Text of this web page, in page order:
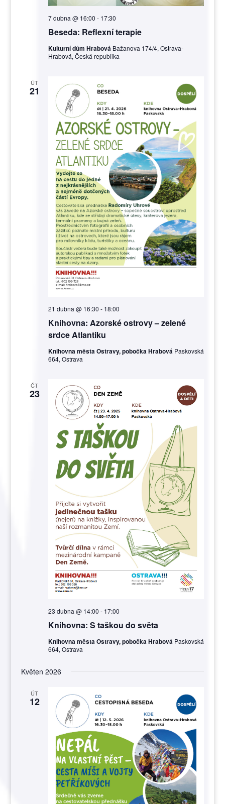
Beseda: Reflexní terapie
7 dubna @ 16:00 - 17:30
Kulturní dům Hrabová Bažanova 174/4, Ostrava-
Hrabová, Česká republika
ÚT
21
Knihovna: Azorské ostrovy – zelené
srdce Atlantiku
21 dubna @ 16:30 - 18:00
Knihovna města Ostravy, pobočka Hrabová Paskovská
664, Ostrava
ČT
23
Knihovna: S taškou do světa
23 dubna @ 14:00 - 17:00
Knihovna města Ostravy, pobočka Hrabová Paskovská
664, Ostrava
Květen 2026
ÚT
12